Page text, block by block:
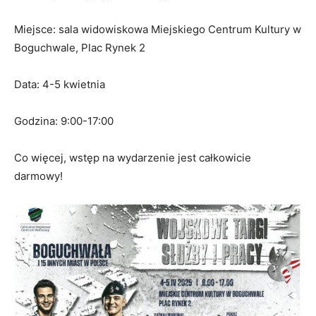
Miejsce: sala widowiskowa Miejskiego Centrum Kultury w
Boguchwale, Plac Rynek 2
Data: 4-5 kwietnia
Godzina: 9:00-17:00
Co więcej, wstęp na wydarzenie jest całkowicie
darmowy!